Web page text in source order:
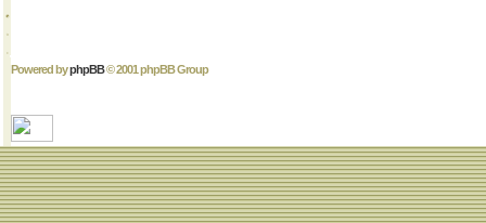
Powered byphpBB© 2001 phpBB Group